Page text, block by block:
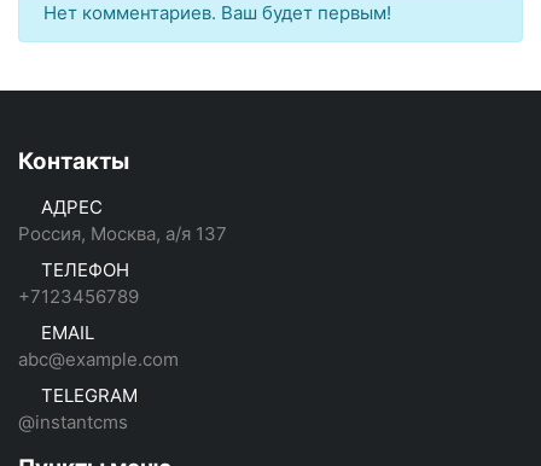
Нет комментариев. Ваш будет первым!
Контакты
АДРЕС
Россия, Москва, а/я 137
ТЕЛЕФОН
+7123456789
EMAIL
abc@example.com
TELEGRAM
@instantcms